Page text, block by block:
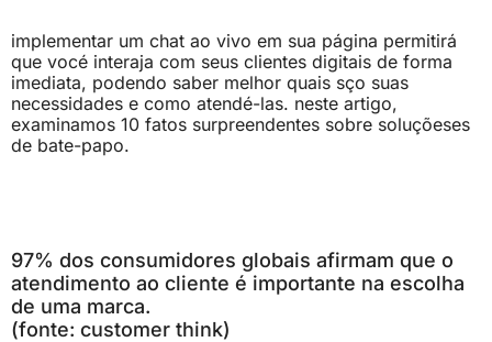
implementar um chat ao vivo em sua página permitirá
que vocé interaja com seus clientes digitais de forma
imediata, podendo saber melhor quais sço suas
necessidades e como atendé-las. neste artigo,
examinamos 10 fatos surpreendentes sobre soluçõeses
de bate-papo.
97% dos consumidores globais afirmam que o
atendimento ao cliente é importante na escolha
de uma marca.
(fonte: customer think)